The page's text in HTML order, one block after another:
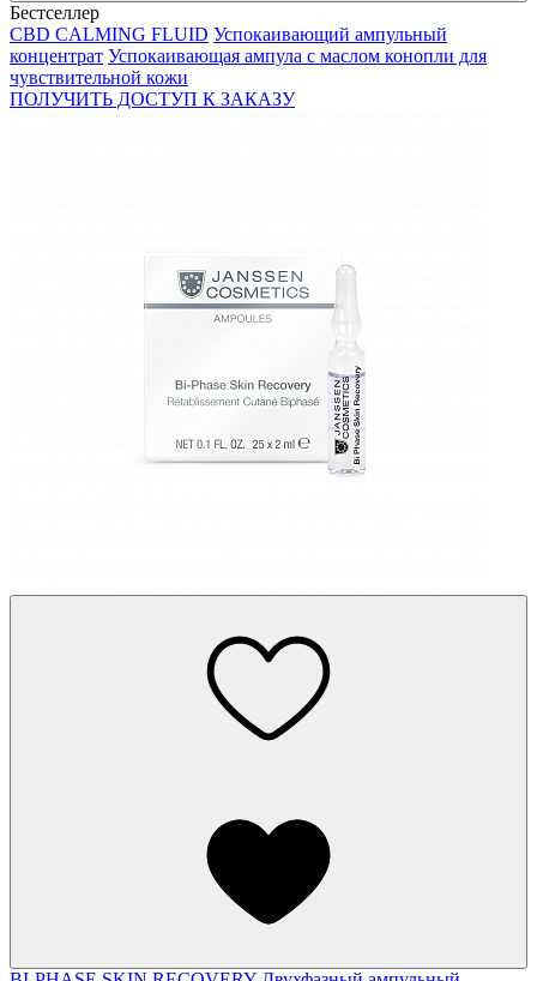
Бестселлер
CBD CALMING FLUID Успокаивающий ампульный
концентрат Успокаивающая ампула с маслом конопли для
чувствительной кожи
ПОЛУЧИТЬ ДОСТУП К ЗАКАЗУ